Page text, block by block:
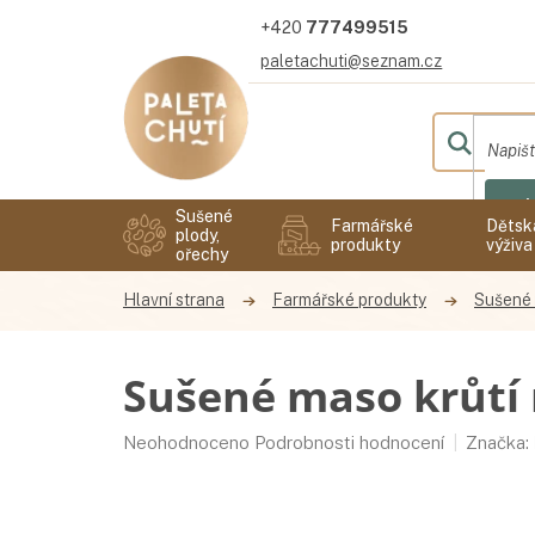
777499515
paletachuti@seznam.cz
Sušené
plody,
ořechy
Farmářské
produkty
výživa
Farmářské produkty Sušené
Sušené maso
Průměrné
Neohodnoceno Podrobnosti hodnocení Značka: